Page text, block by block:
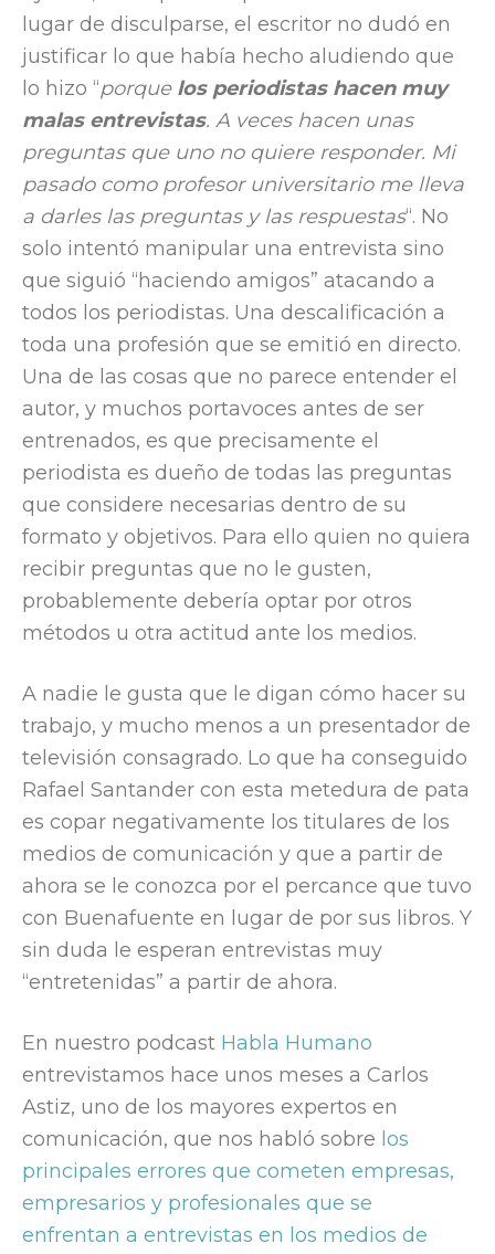
lugar de disculparse, el escritor no dudó en
justificar lo que había hecho aludiendo que
lo hizo “porque los periodistas hacen muy
malas entrevistas. A veces hacen unas
preguntas que uno no quiere responder. Mi
pasado como profesor universitario me lleva
a darles las preguntas y las respuestas“. No
solo intentó manipular una entrevista sino
que siguió “haciendo amigos” atacando a
todos los periodistas. Una descalificación a
toda una profesión que se emitió en directo.
Una de las cosas que no parece entender el
autor, y muchos portavoces antes de ser
entrenados, es que precisamente el
periodista es dueño de todas las preguntas
que considere necesarias dentro de su
formato y objetivos. Para ello quien no quiera
recibir preguntas que no le gusten,
probablemente debería optar por otros
métodos u otra actitud ante los medios.
A nadie le gusta que le digan cómo hacer su
trabajo, y mucho menos a un presentador de
televisión consagrado. Lo que ha conseguido
Rafael Santander con esta metedura de pata
es copar negativamente los titulares de los
medios de comunicación y que a partir de
ahora se le conozca por el percance que tuvo
con Buenafuente en lugar de por sus libros. Y
sin duda le esperan entrevistas muy
“entretenidas” a partir de ahora.
En nuestro podcast Habla Humano
entrevistamos hace unos meses a Carlos
Astiz, uno de los mayores expertos en
comunicación, que nos habló sobre los
principales errores que cometen empresas,
empresarios y profesionales que se
enfrentan a entrevistas en los medios de